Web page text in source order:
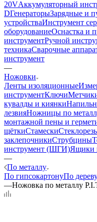
20VАккумуляторный
DГенераторыЗарядные и
устройстваИнструмент
оборудованиеОснастка и
инструментРучной
техникаСварочные
инструмент
—
Ножовки
Ленты изоляционные
инструментКлючи
кувалды и киянки
лезвияНожницы по
монтажной пены и
щёткиСтамески
заклепочникиСтрубцины
инструмент (ШГИ)Ящики
—
По металлу
По гипсокартонуПо
—Ножовка по металлу